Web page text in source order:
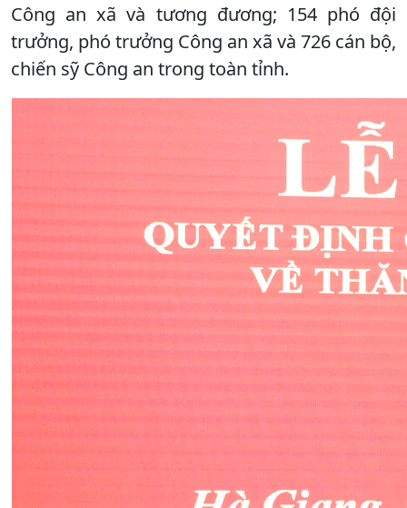
Công an xã và tương đương; 154 phó đội
trưởng, phó trưởng Công an xã và 726 cán bộ,
chiến sỹ Công an trong toàn tỉnh.